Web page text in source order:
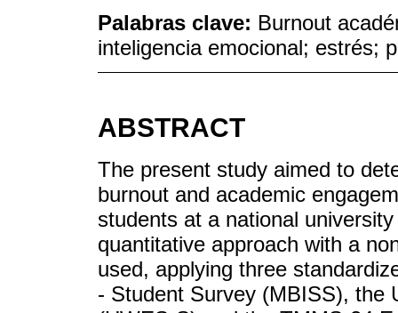
Palabras clave: Burnout
inteligencia emocional; estrés;
ABSTRACT
The present study aimed to
burnout and academic
students at a national
quantitative approach with a
used, applying three
- Student Survey (MBISS), the